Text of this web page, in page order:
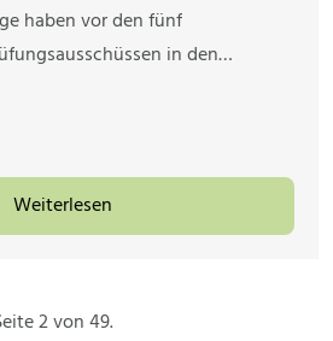
haben vor den fünf
in den…
Weiterlesen
2 von 49.